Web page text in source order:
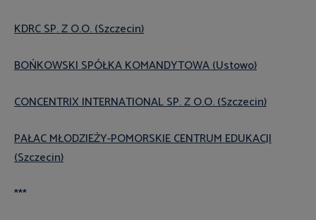
KDRC SP. Z O.O. (Szczecin)
BOŃKOWSKI SPÓŁKA KOMANDYTOWA (Ustowo)
CONCENTRIX INTERNATIONAL SP. Z O.O. (Szczecin)
PAŁAC MŁODZIEŻY-POMORSKIE CENTRUM EDUKACJI
(Szczecin)
***